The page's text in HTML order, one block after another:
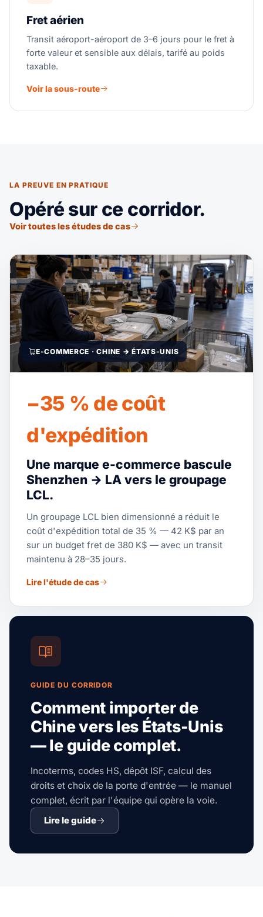
Fret aérien
Transit aéroport-aéroport de 3–6 jours pour le fret à
forte valeur et sensible aux délais, tarifé au poids
taxable.
Voir la sous-route
LA PREUVE EN PRATIQUE
Opéré sur ce corridor.
Voir toutes les études de cas
E-COMMERCE · CHINE → ÉTATS-UNIS
−35 % de coût
d'expédition
Une marque e-commerce bascule
Shenzhen → LA vers le groupage
LCL.
Un groupage LCL bien dimensionné a réduit le
coût d'expédition total de 35 % — 42 K$ par an
sur un budget fret de 380 K$ — avec un transit
maintenu à 28–35 jours.
Lire l'étude de cas
GUIDE DU CORRIDOR
Comment importer de
Chine vers les États-Unis
— le guide complet.
Incoterms, codes HS, dépôt ISF, calcul des
droits et choix de la porte d'entrée — le manuel
complet, écrit par l'équipe qui opère la voie.
Lire le guide